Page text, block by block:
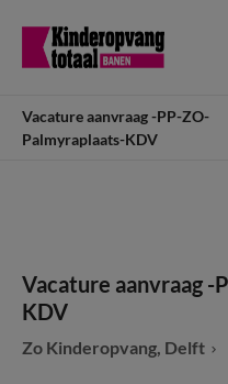
Vacature aanvraag -PP-ZO-
Palmyraplaats-KDV
Vacature aanvraag -
KDV
Zo Kinderopvang, Delft